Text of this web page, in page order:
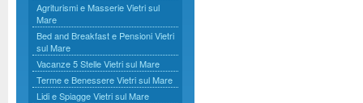
Agriturismi e Masserie Vietri sul
Mare
Bed and Breakfast e Pensioni Vietri
sul Mare
Vacanze 5 Stelle Vietri sul Mare
Terme e Benessere Vietri sul Mare
Lidi e Spiagge Vietri sul Mare